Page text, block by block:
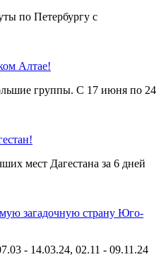
по Петербургу с
Алтае!
группы. С 17 июня по 24
мест Дагестана за 6 дней
загадочную страну Юго-
- 14.03.24, 02.11 - 09.11.24